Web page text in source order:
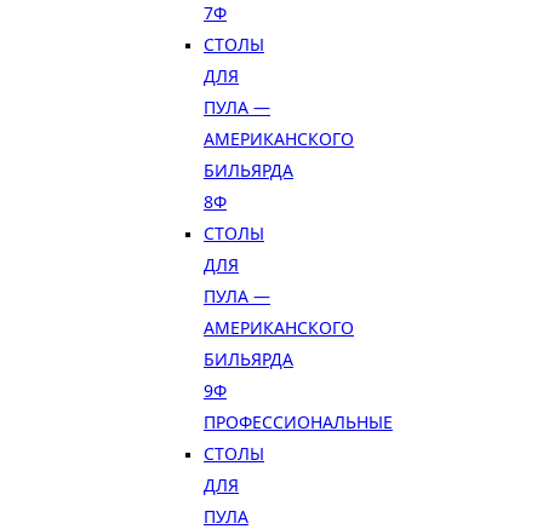
7Ф
СТОЛЫ
ДЛЯ
ПУЛА —
АМЕРИКАНСКОГО
БИЛЬЯРДА
8Ф
СТОЛЫ
ДЛЯ
ПУЛА —
АМЕРИКАНСКОГО
БИЛЬЯРДА
9Ф
ПРОФЕССИОНАЛЬНЫЕ
СТОЛЫ
ДЛЯ
ПУЛА